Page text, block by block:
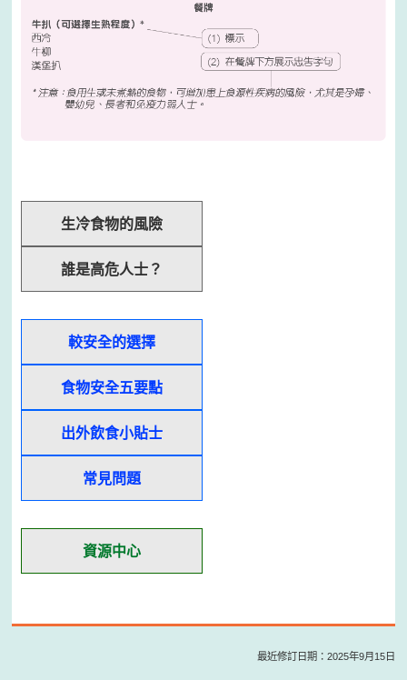
生冷食物的風險
誰是高危人士？
較安全的選擇
食物安全五要點
出外飲食小貼士
常見問題
資源中心
最近修訂日期：2025年9月15日